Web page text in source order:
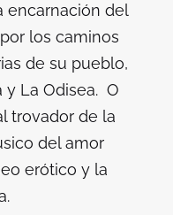
encarnación del
los caminos
de su pueblo,
y La Odisea. O
trovador de la
del amor
erótico y la